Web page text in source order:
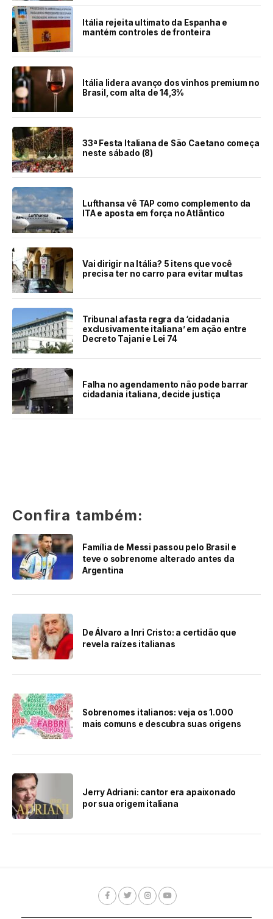
Itália rejeita ultimato da Espanha e
mantém controles de fronteira
Itália lidera avanço dos vinhos premium no
Brasil, com alta de 14,3%
33ª Festa Italiana de São Caetano começa
neste sábado (8)
Lufthansa vê TAP como complemento da
ITA e aposta em força no Atlântico
Vai dirigir na Itália? 5 itens que você
precisa ter no carro para evitar multas
Tribunal afasta regra da ‘cidadania
exclusivamente italiana’ em ação entre
Decreto Tajani e Lei 74
Falha no agendamento não pode barrar
cidadania italiana, decide justiça
Confira também:
Família de Messi passou pelo Brasil e
teve o sobrenome alterado antes da
Argentina
De Álvaro a Inri Cristo: a certidão que
revela raízes italianas
Sobrenomes italianos: veja os 1.000
mais comuns e descubra suas origens
Jerry Adriani: cantor era apaixonado
por sua origem italiana